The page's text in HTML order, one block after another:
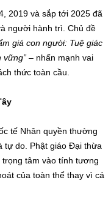
2019 và sắp tới 2025 đã
người hành trì. Chủ đề
giá con người: Tuệ giác
vững” – nhấn mạnh vai
thức toàn cầu.
tế Nhân quyền thường
tự do. Phật giáo Đại thừa
tâm vào tính tương
của toàn thể thay vì cá